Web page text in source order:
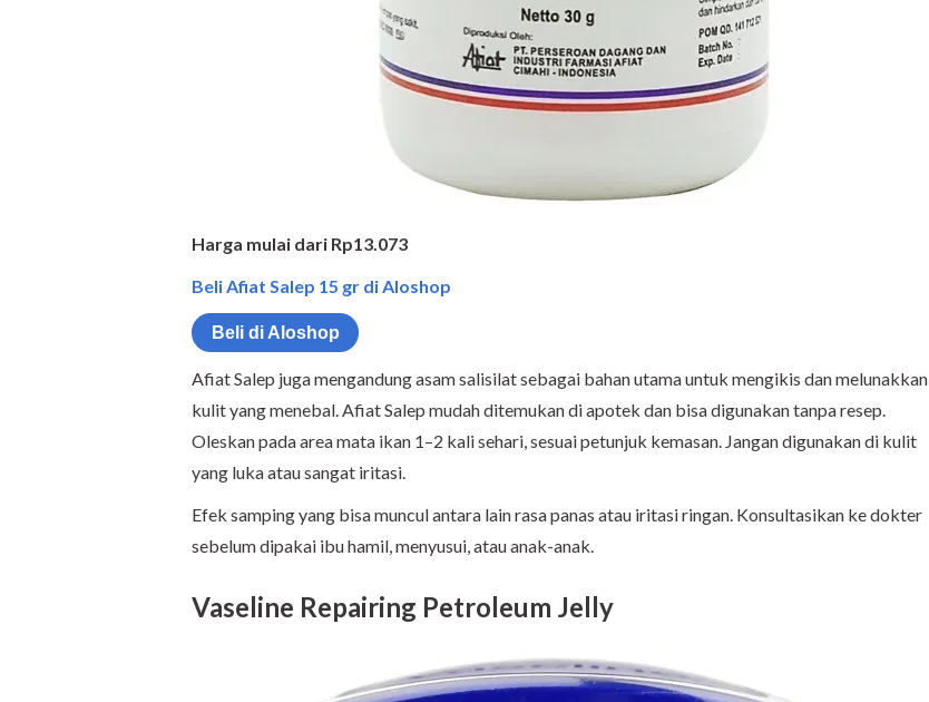
Harga mulai dari Rp13.073
Beli Afiat Salep 15 gr di Aloshop
Beli di Aloshop
Afiat Salep juga mengandung asam salisilat sebagai bahan utama untuk mengikis dan melunakkan
kulit yang menebal. Afiat Salep mudah ditemukan di apotek dan bisa digunakan tanpa resep.
Oleskan pada area mata ikan 1–2 kali sehari, sesuai petunjuk kemasan. Jangan digunakan di kulit
yang luka atau sangat iritasi.
Efek samping yang bisa muncul antara lain rasa panas atau iritasi ringan. Konsultasikan ke dokter
sebelum dipakai ibu hamil, menyusui, atau anak-anak.
Vaseline Repairing Petroleum Jelly